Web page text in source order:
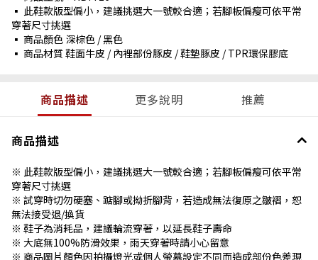
▪ 此鞋款版型偏小，建議挑選大一號較合適；若腳板偏瘦可依平常
穿著尺寸挑選
▪ 商品顏色 深棕色 / 黑色
▪ 商品材質 鞋面牛皮 / 內裡部份豚皮 / 鞋墊豚皮 / TPR環保膠底
商品描述 更多說明 推薦
商品描述
※ 此鞋款版型偏小，建議挑選大一號較合適；若腳板偏瘦可依平常
穿著尺寸挑選
※ 試穿時切勿硬塞、踮腳或拗折腳背，若造成無法復原之皺褶，恕
無法接受退/換貨
※ 鞋子為消耗品，建議輪流穿著，以延長鞋子壽命
※ 大底無100%防滑效果，雨天穿著時請小心留意
※ 商品圖片顏色因拍攝燈光或個人螢幕設定不同而造成部份色差現